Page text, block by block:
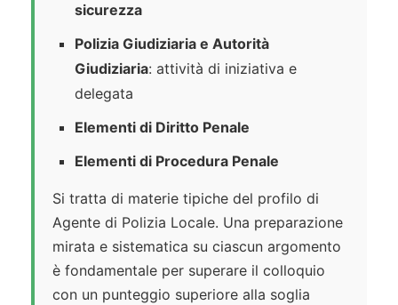
sicurezza
Polizia Giudiziaria e Autorità
Giudiziaria: attività di iniziativa e
delegata
Elementi di Diritto Penale
Elementi di Procedura Penale
Si tratta di materie tipiche del profilo di
Agente di Polizia Locale. Una preparazione
mirata e sistematica su ciascun argomento
è fondamentale per superare il colloquio
con un punteggio superiore alla soglia